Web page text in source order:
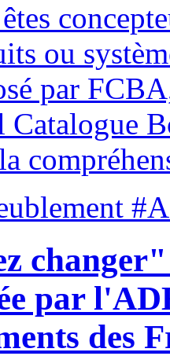
ou
par
par
des